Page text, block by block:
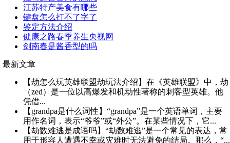
江苏特产美食有哪些
键盘怎么打不了字了
鉴定方法介绍
健康之路春季养生央视网
剑南春是酱香型的吗
最新文章
【劫怎么玩英雄联盟劫玩法介绍】在《英雄联盟》中，劫
（zed）是一位以高爆发和机动性著称的刺客型英雄。他
凭借...
【grandpa是什么词性】“grandpa”是一个英语单词，主要
用作名词，表示“爷爷”或“外公”。在某些情况下，它...
【劫数难逃是成语吗】“劫数难逃”是一个常见的表达，常
用于形容人遭遇不幸或灾难时无法避免的结局。那么，“...